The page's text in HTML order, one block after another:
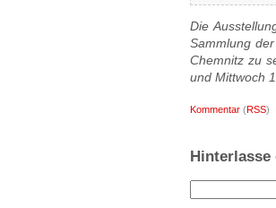
Die
Sammlung
Chemnitz zu
und Mittwoch
Kommentar (RSS)